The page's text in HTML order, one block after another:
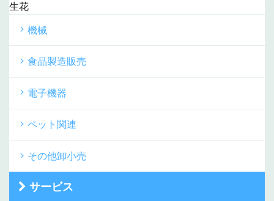
生花
機械
食品製造販売
電子機器
ペット関連
その他卸小売
サービス